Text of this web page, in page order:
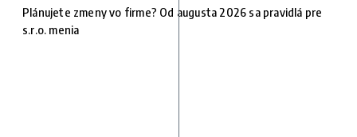
Plánujete zmeny vo firme? Od augusta 2026 sa pravidlá pre
s.r.o. menia